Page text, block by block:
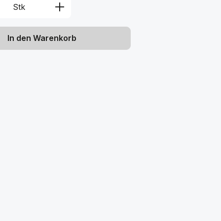
Anzahl: Gib den gewünschten Wert
Stk
In den Warenkorb